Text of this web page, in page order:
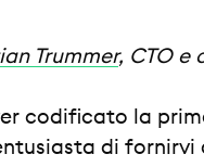
Trummer, CTO e
codificato la
di